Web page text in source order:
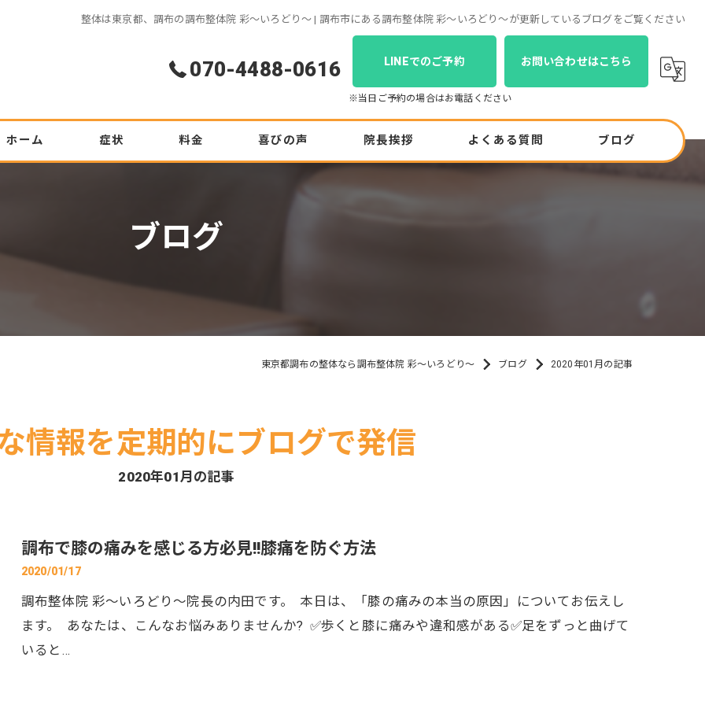
整体は東京都、調布の調布整体院 彩～いろどり～ | 調布市にある調布整体院 彩～いろどり～が更新しているブログをご覧ください
070-4488-0616 LINEでのご予約 お問い合わせはこちら
ホーム 症状
ぎっくり腰
料金 喜びの声 院長挨拶 よくある質問 ブログ
ブログ
東京都調布の整体なら調布整体院 彩～いろどり～ ブログ 2020年01月の記事
情報を定期的にブログで発信
2020年01月の記事
調布で膝の痛みを感じる方必見!!膝痛を防ぐ方法
2020/01/17
調布整体院 彩～いろどり～院長の内田です。 本日は、「膝の痛みの本当の原因」についてお伝えし
ます。 あなたは、こんなお悩みありませんか? ✅歩くと膝に痛みや違和感がある✅足をずっと曲げて
いると…